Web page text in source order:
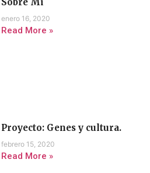
enero 16, 2020
Read More »
Proyecto: Genes y cultura.
febrero 15, 2020
Read More »